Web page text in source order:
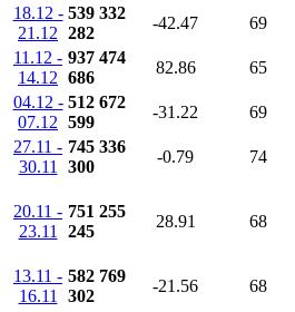
18.12 -
21.12
539 332
282
-42.47 69
11.12 -
14.12
937 474
686
82.86 65
04.12 -
07.12
512 672
599
-31.22 69
27.11 -
30.11
745 336
300
-0.79 74
20.11 -
23.11
751 255
245
28.91 68
13.11 -
16.11
582 769
302
-21.56 68